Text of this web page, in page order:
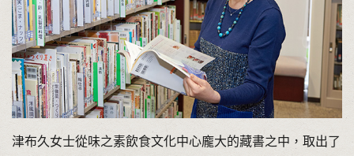
津布久女士從味之素飲食文化中心龐大的藏書之中，取出了